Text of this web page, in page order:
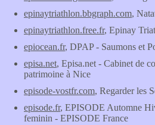
epinaytriathlon.bbgraph.com,
epinaytriathlon.free.fr, Epinay
epiocean.fr, DPAP - Saumons et
episa.net, Episa.net - Cabinet de
patrimoine à Nice
episode-vostfr.com, Regarder les
episode.fr, EPISODE Automne
feminin - EPISODE France